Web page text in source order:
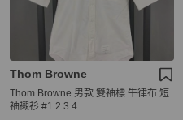
Thom Browne
Thom Browne 男款 雙袖標 牛律布 短
袖襯衫 #1 2 3 4